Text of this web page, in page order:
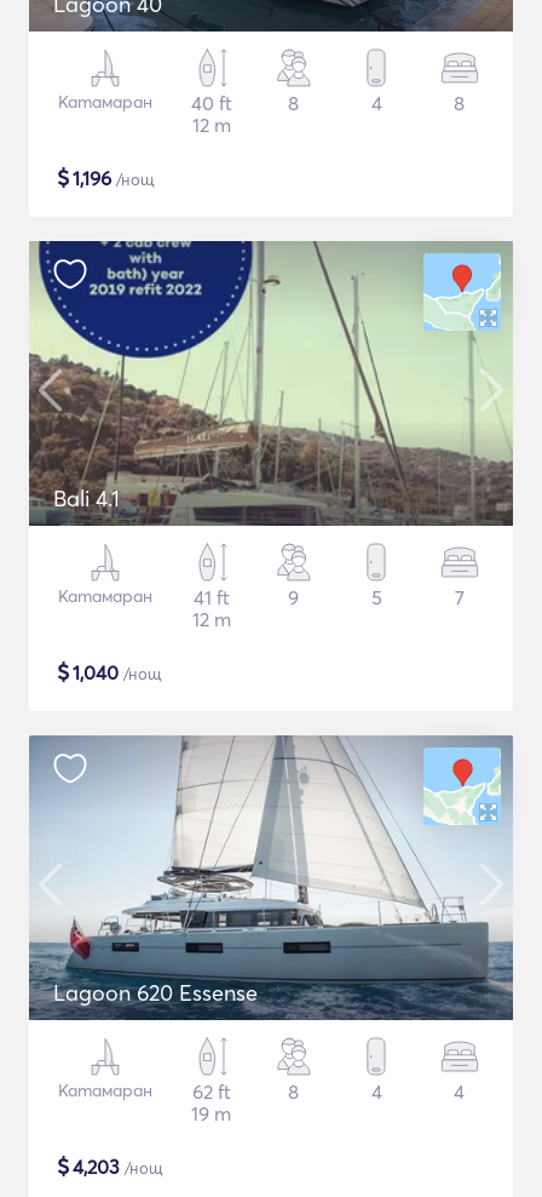
Катамаран
40 ft
12 m
8 4 8
$1,196 /нощ
Bali 4.1
Катамаран
41 ft
12 m
9 5 7
$1,040 /нощ
Lagoon 620 Essense
Катамаран
62 ft
19 m
8 4 4
$4,203 /нощ